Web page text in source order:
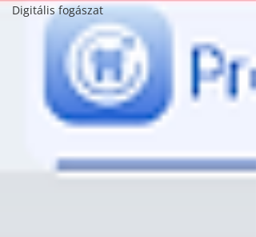
Digitális fogászat